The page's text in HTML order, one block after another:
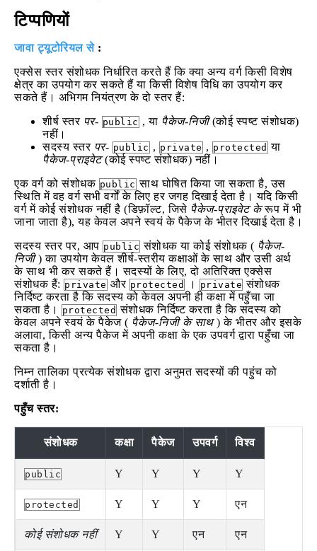
टिप्पणियों
जावा ट्यूटोरियल से:
एक्सेस स्तर संशोधक निर्धारित करते हैं कि क्या अन्य वर्ग किसी विशेष
क्षेत्र का उपयोग कर सकते हैं या किसी विशेष विधि का उपयोग कर
सकते हैं। अभिगम नियंत्रण के दो स्तर हैं:
शीर्ष स्तर पर- public , या पैकेज-निजी(कोई स्पष्ट संशोधक)
नहीं।
सदस्य स्तर पर- public , private , protected या
पैकेज-प्राइवेट(कोई स्पष्ट संशोधक) नहीं।
एक वर्ग को संशोधक public साथ घोषित किया जा सकता है, उस
स्थिति में वह वर्ग सभी वर्गों के लिए हर जगह दिखाई देता है। यदि किसी
वर्ग में कोई संशोधक नहीं है (डिफ़ॉल्ट, जिसे पैकेज-प्राइवेट केरूप में भी
जाना जाता है), यह केवल अपने स्वयं के पैकेज के भीतर दिखाई देता है।
सदस्य स्तर पर, आप public संशोधक या कोई संशोधक ( पैकेज-
निजी) का उपयोग केवल शीर्ष-स्तरीय कक्षाओं के साथ और उसी अर्थ
के साथ भी कर सकते हैं। सदस्यों के लिए, दो अतिरिक्त एक्सेस
संशोधक हैं: private और protected । private संशोधक
निर्दिष्ट करता है कि सदस्य को केवल अपनी ही कक्षा में पहुँचा जा
सकता है।
protected संशोधक निर्दिष्ट करता है कि सदस्य को
केवल अपने स्वयं के पैकेज ( पैकेज-निजी के साथ) के भीतर और इसके
अलावा, किसी अन्य पैकेज में अपनी कक्षा के एक उपवर्ग द्वारा पहुँचा जा
सकता है।
निम्न तालिका प्रत्येक संशोधक द्वारा अनुमत सदस्यों की पहुंच को
दर्शाती है।
पहुँच स्तर:
संशोधक कक्षा पैकेज उपवर्ग विश्व
public Y Y Y Y
protected Y Y Y एन
कोई संशोधक नहीं Y Y एन एन